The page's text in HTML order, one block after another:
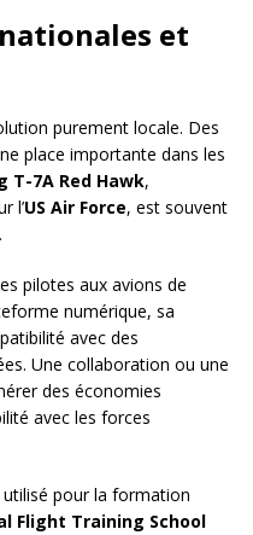
et
purement locale. Des
place importante dans les
T-7A Red Hawk,
l’US Air Force, est souvent
pilotes aux avions de
numérique, sa
avec des
Une collaboration ou une
des économies
avec les forces
pour la formation
Flight Training School